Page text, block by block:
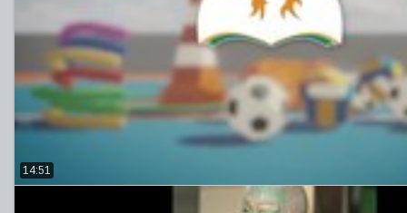
14:51